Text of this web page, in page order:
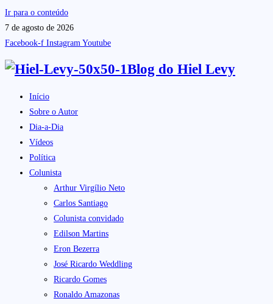
Ir para o conteúdo
7 de agosto de 2026
Facebook-f Instagram Youtube
Blog do Hiel Levy
Início
Sobre o Autor
Dia-a-Dia
Vídeos
Política
Colunista
Arthur Virgílio Neto
Carlos Santiago
Colunista convidado
Edilson Martins
Eron Bezerra
José Ricardo Weddling
Ricardo Gomes
Ronaldo Amazonas